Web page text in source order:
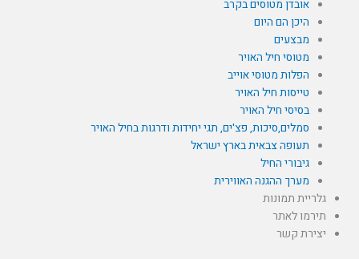
אובדן מטוסים בקרב
היכן הם היום
מבצעים
מטוסי חיל האויר
הפלות מטוסי אוייב
טייסות חיל האויר
בסיסי חיל האויר
סמלים,סיכות, פצ'ים, תגי יחידות ודרגות בחיל האויר
תעופה צבאית בארץ ישראל
גיבורי החיל
מערך ההגנה האווירית
גלריית תמונות
תירמו לאתר
יצירת קשר